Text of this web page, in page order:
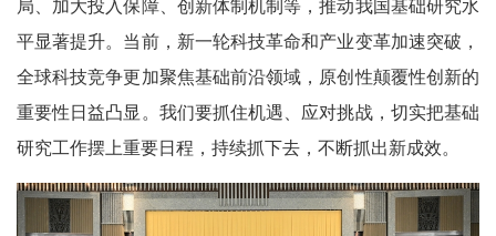
局、加大投入保障、创新体制机制等，推动我国基础研究水
平显著提升。当前，新一轮科技革命和产业变革加速突破，
全球科技竞争更加聚焦基础前沿领域，原创性颠覆性创新的
重要性日益凸显。我们要抓住机遇、应对挑战，切实把基础
研究工作摆上重要日程，持续抓下去，不断抓出新成效。